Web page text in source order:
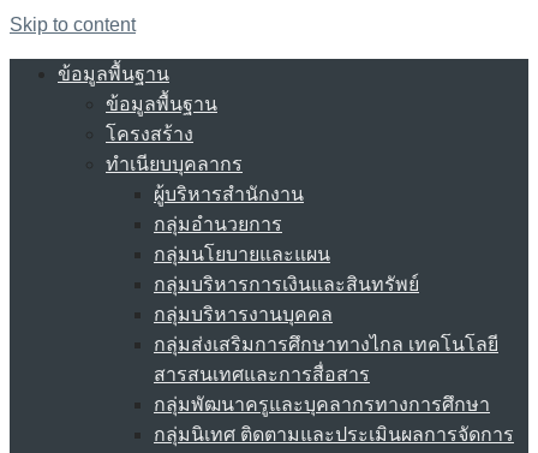
Skip to content
ข้อมูลพื้นฐาน
ข้อมูลพื้นฐาน
โครงสร้าง
ทำเนียบบุคลากร
ผู้บริหารสำนักงาน
กลุ่มอำนวยการ
กลุ่มนโยบายและแผน
กลุ่มบริหารการเงินและสินทรัพย์
กลุ่มบริหารงานบุคคล
กลุ่มส่งเสริมการศึกษาทางไกล เทคโนโลยี
สารสนเทศและการสื่อสาร
กลุ่มพัฒนาครูและบุคลากรทางการศึกษา
กลุ่มนิเทศ ติดตามและประเมินผลการจัดการ